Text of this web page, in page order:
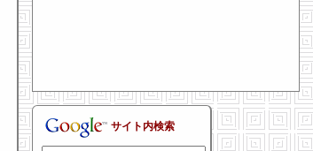
サイト内検索